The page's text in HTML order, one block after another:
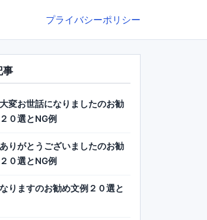
プライバシーポリシー
事
変お世話になりましたのお勧
０選とNG例
りがとうございましたのお勧
０選とNG例
りますのお勧め文例２０選と